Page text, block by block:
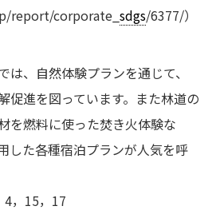
report/corporate_ sdgs/6377/）
は、自然体験プランを通じて、
促進を図っています。また林道の
を燃料に使った焚き火体験な
した各種宿泊プランが人気を呼
，15，17